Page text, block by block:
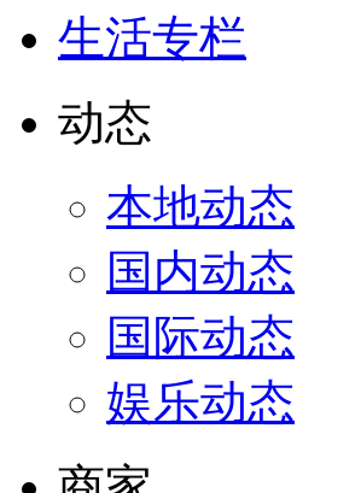
生活专栏
动态
本地动态
国内动态
国际动态
娱乐动态